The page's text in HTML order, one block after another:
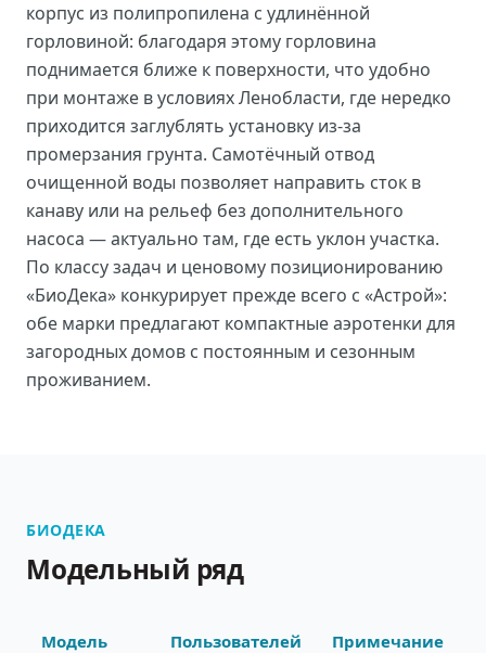
корпус из полипропилена с удлинённой
горловиной: благодаря этому горловина
поднимается ближе к поверхности, что удобно
при монтаже в условиях Ленобласти, где нередко
приходится заглублять установку из-за
промерзания грунта. Самотёчный отвод
очищенной воды позволяет направить сток в
канаву или на рельеф без дополнительного
насоса — актуально там, где есть уклон участка.
По классу задач и ценовому позиционированию
«БиоДека» конкурирует прежде всего с «Астрой»:
обе марки предлагают компактные аэротенки для
загородных домов с постоянным и сезонным
проживанием.
БИОДЕКА
Модельный ряд
Модель Пользователей Примечание